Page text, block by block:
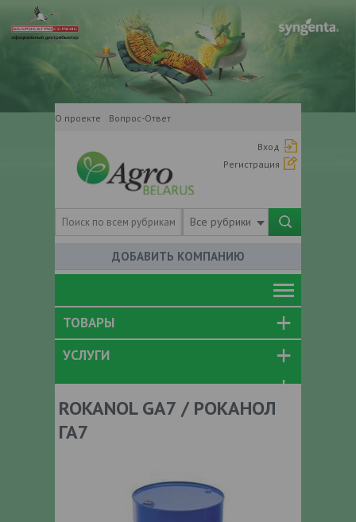
О проекте Вопрос-Ответ
Вход
Регистрация
Все рубрики
ДОБАВИТЬ КОМПАНИЮ
ТОВАРЫ
УСЛУГИ
ROKANOL GA7 / РОКАНОЛ
ГА7